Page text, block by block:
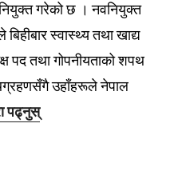
नियुक्त गरेको छ । नवनियुक्त
बिहीबार स्वास्थ्य तथा खाद्य
पद तथा गोपनीयताको शपथ
उहाँहरूले नेपाल
पढ्नुस्